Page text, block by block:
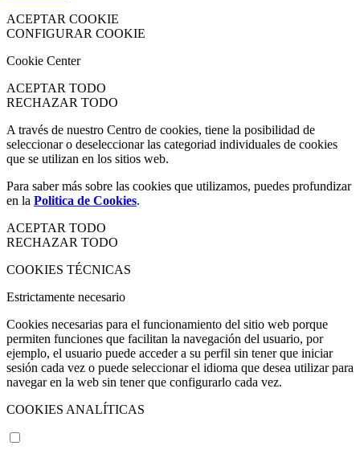
ACEPTAR COOKIE
CONFIGURAR COOKIE
Cookie Center
ACEPTAR TODO
RECHAZAR TODO
A través de nuestro Centro de cookies, tiene la posibilidad de
seleccionar o deseleccionar las categoriad individuales de cookies
que se utilizan en los sitios web.
Para saber más sobre las cookies que utilizamos, puedes profundizar
en la Politica de Cookies.
ACEPTAR TODO
RECHAZAR TODO
COOKIES TÉCNICAS
Estrictamente necesario
Cookies necesarias para el funcionamiento del sitio web porque
permiten funciones que facilitan la navegación del usuario, por
ejemplo, el usuario puede acceder a su perfil sin tener que iniciar
sesión cada vez o puede seleccionar el idioma que desea utilizar para
navegar en la web sin tener que configurarlo cada vez.
COOKIES ANALÍTICAS